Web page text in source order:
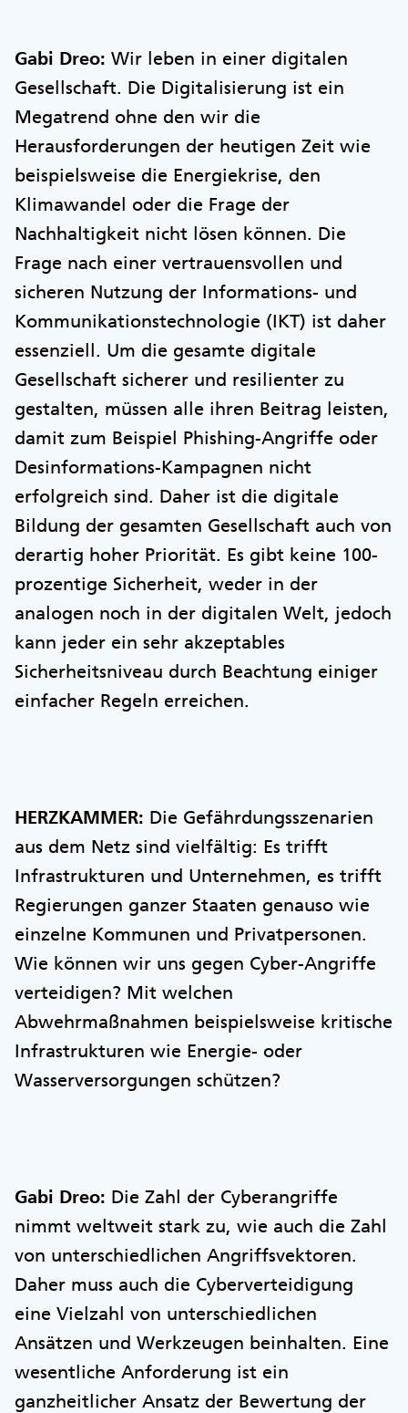
Gabi Dreo: Wir leben in einer digitalen
Gesellschaft. Die Digitalisierung ist ein
Megatrend ohne den wir die
Herausforderungen der heutigen Zeit wie
beispielsweise die Energiekrise, den
Klimawandel oder die Frage der
Nachhaltigkeit nicht lösen können. Die
Frage nach einer vertrauensvollen und
sicheren Nutzung der Informations- und
Kommunikationstechnologie (IKT) ist daher
essenziell. Um die gesamte digitale
Gesellschaft sicherer und resilienter zu
gestalten, müssen alle ihren Beitrag leisten,
damit zum Beispiel Phishing-Angriffe oder
Desinformations-Kampagnen nicht
erfolgreich sind. Daher ist die digitale
Bildung der gesamten Gesellschaft auch von
derartig hoher Priorität. Es gibt keine 100-
prozentige Sicherheit, weder in der
analogen noch in der digitalen Welt, jedoch
kann jeder ein sehr akzeptables
Sicherheitsniveau durch Beachtung einiger
einfacher Regeln erreichen.
HERZKAMMER: Die Gefährdungsszenarien
aus dem Netz sind vielfältig: Es trifft
Infrastrukturen und Unternehmen, es trifft
Regierungen ganzer Staaten genauso wie
einzelne Kommunen und Privatpersonen.
Wie können wir uns gegen Cyber-Angriffe
verteidigen? Mit welchen
Abwehrmaßnahmen beispielsweise kritische
Infrastrukturen wie Energie- oder
Wasserversorgungen schützen?
Gabi Dreo: Die Zahl der Cyberangriffe
nimmt weltweit stark zu, wie auch die Zahl
von unterschiedlichen Angriffsvektoren.
Daher muss auch die Cyberverteidigung
eine Vielzahl von unterschiedlichen
Ansätzen und Werkzeugen beinhalten. Eine
wesentliche Anforderung ist ein
ganzheitlicher Ansatz der Bewertung der